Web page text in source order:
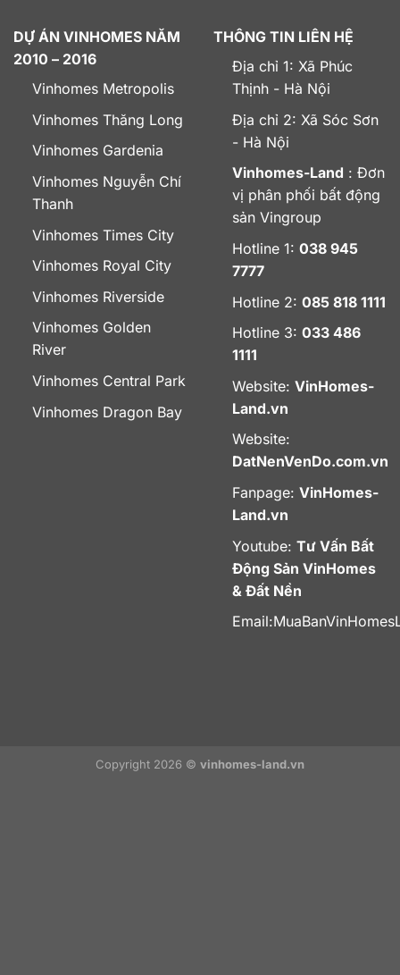
DỰ ÁN VINHOMES NĂM
2010 – 2016
Vinhomes Metropolis
Vinhomes Thăng Long
Vinhomes Gardenia
Vinhomes Nguyễn Chí
Thanh
Vinhomes Times City
Vinhomes Royal City
Vinhomes Riverside
Vinhomes Golden
River
Vinhomes Central Park
Vinhomes Dragon Bay
THÔNG TIN LIÊN HỆ
Địa chỉ 1: Xã Phúc
Thịnh - Hà Nội
Địa chỉ 2: Xã Sóc Sơn
- Hà Nội
Vinhomes-Land : Đơn
vị phân phối bất động
sản Vingroup
Hotline 1: 038 945
7777
Hotline 2: 085 818 1111
Hotline 3: 033 486
1111
Website: VinHomes-
Land.vn
Website:
DatNenVenDo.com.vn
Fanpage: VinHomes-
Land.vn
Youtube: Tư Vấn Bất
Động Sản VinHomes
& Đất Nền
Email:
Copyright 2026 © vinhomes-land.vn